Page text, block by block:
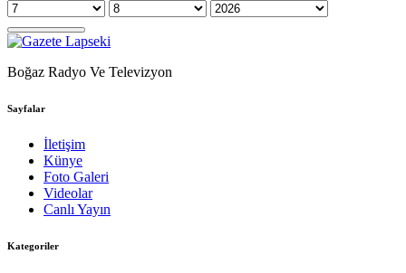
Boğaz Radyo Ve Televizyon
Sayfalar
İletişim
Künye
Foto Galeri
Videolar
Canlı Yayın
Kategoriler